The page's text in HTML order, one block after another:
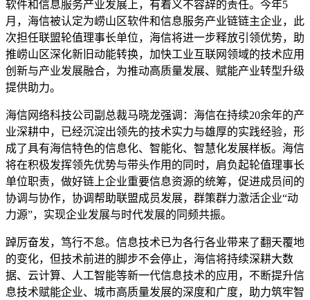
软件和信息服务产业发展上，有着义不容辞的责任。今年5
月，海信被认定为崂山区软件和信息服务产业链链主企业，此
次担任联盟轮值理事长单位，海信将进一步释放引领优势，助
推崂山区深化新旧动能转换，加快工业互联网领域的技术应用
创新与产业发展融合，为推动高质量发展、赋能产业转型升级
提供助力。
海信网络科技公司副总裁马晓龙强调：海信在持续20余年的产
业深耕中，已经沉淀出领先的技术实力与雄厚的实践经验，形
成了具有海信特色的信息化、智能化、智慧化发展样板。海信
将在积极发挥领先优势与带头作用的同时，肩负起轮值理事长
单位职责，做好链上企业重要信息资源的统筹，促进成员间的
协调与协作，协调帮助联盟成员发展，群策群力激活企业“动
力源”，实现企业发展与时代发展的同频共振。
踔厉奋发，笃行不怠。信息技术已为各行各业带来了翻天覆地
的变化，但技术前进的脚步不会停止，海信将持续深耕大数
据、云计算、人工智能等新一代信息技术的应用，不断提升信
息技术赋能企业、城市高质量发展的深度和广度，助力筑牢智